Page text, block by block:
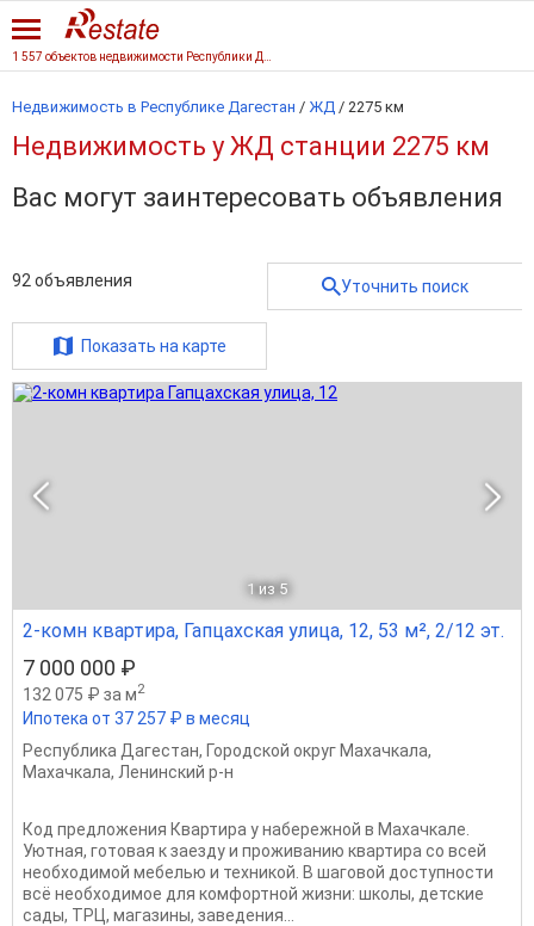
Недвижимость в Республике Дагестан / ЖД / 2275 км
Недвижимость у ЖД станции 2275 км
Вас могут заинтересовать объявления
92 объявления Уточнить поиск
Показать на карте
1 из 5
2-комн квартира, Гапцахская улица, 12, 53 м², 2/12 эт.
7 000 000 ₽
132 075 ₽ за м2
Ипотека от 37 257 ₽ в месяц
Республика Дагестан, Городской округ Махачкала,
Махачкала, Ленинский р-н
Код предложения Квартира у набережной в Махачкале.
Уютная, готовая к заезду и проживанию квартира со всей
необходимой мебелью и техникой. В шаговой доступности
всё необходимое для комфортной жизни: школы, детские
сады, ТРЦ, магазины, заведения...